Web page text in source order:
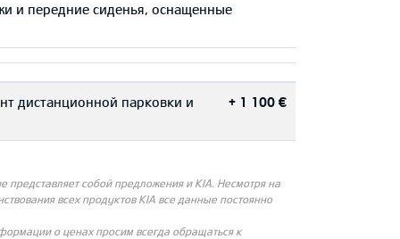
и передние сиденья, оснащенные
дистанционной парковки и + 1 100 €
собой предложения и KIA. Несмотря на
всех продуктов KIA все данные постоянно
о ценах просим всегда обращаться к